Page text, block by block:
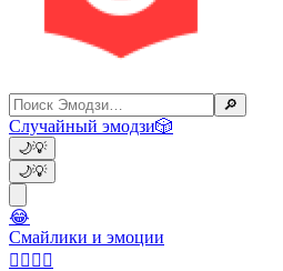
🔎
Случайный эмодзи🎲
🌙💡
🌙💡
😂
Смайлики и эмоции
👩‍❤️‍💋‍👨